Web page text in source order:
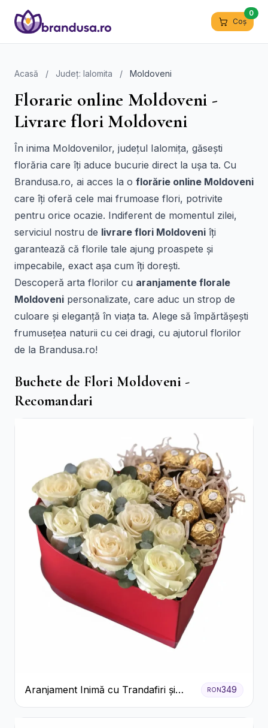
Coș
0
Acasă / Județ: Ialomita / Moldoveni
Florarie online Moldoveni -
Livrare flori Moldoveni
În inima Moldovenilor, județul Ialomița, găsești
florăria care îți aduce bucurie direct la ușa ta. Cu
Brandusa.ro, ai acces la o florărie online Moldoveni
care îți oferă cele mai frumoase flori, potrivite
pentru orice ocazie. Indiferent de momentul zilei,
serviciul nostru de livrare flori Moldoveni îți
garantează că florile tale ajung proaspete și
impecabile, exact așa cum îți dorești.
Descoperă arta florilor cu aranjamente florale
Moldoveni personalizate, care aduc un strop de
culoare și eleganță în viața ta. Alege să împărtășești
frumusețea naturii cu cei dragi, cu ajutorul florilor
de la Brandusa.ro!
Buchete de Flori Moldoveni -
Recomandari
Aranjament Inimă cu Trandafiri și
Praline Ferrero
RON349